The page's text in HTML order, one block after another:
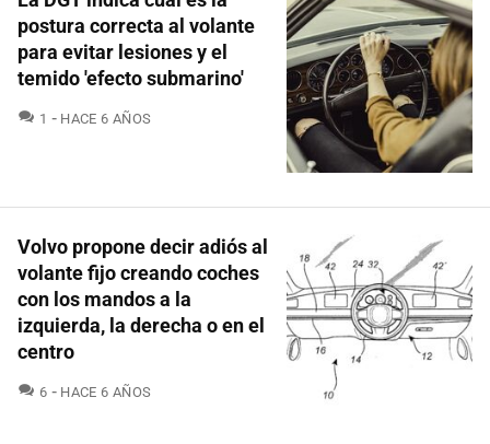
postura correcta al volante
para evitar lesiones y el
temido 'efecto submarino'
1 COMENTARIOS
HACE 6 AÑOS
Volvo propone decir adiós al
volante fijo creando coches
con los mandos a la
izquierda, la derecha o en el
centro
6 COMENTARIOS
HACE 6 AÑOS